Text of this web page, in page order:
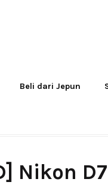
Beli dari Jepun
Nikon